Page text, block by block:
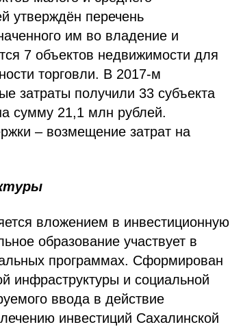
утверждён перечень
им во владение и
7 объектов недвижимости для
торговли. В 2017-м
затраты получили 33 субъекта
сумму 21,1 млн рублей.
– возмещение затрат на
вложением в инвестиционную
образование участвует в
программах. Сформирован
инфраструктуры и социальной
ввода в действие
инвестиций Сахалинской